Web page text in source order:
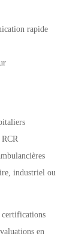
rapide
industriel ou
certifications
en